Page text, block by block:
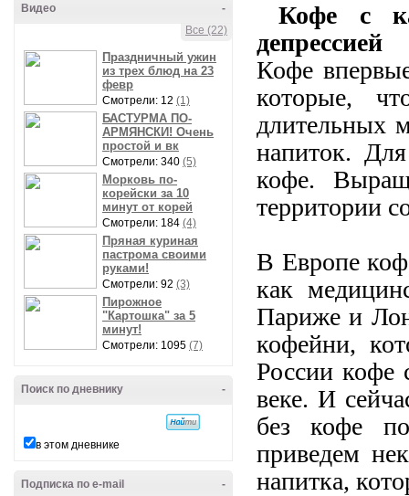
-
Видео
Все (22)
Праздничный ужин
из трех блюд на 23
февр
Смотрели: 12 (1)
БАСТУРМА ПО-
АРМЯНСКИ! Очень
простой и вк
Смотрели: 340 (5)
Морковь по-
корейски за 10
минут от корей
Смотрели: 184 (4)
Пряная куриная
пастрома своими
руками!
Смотрели: 92 (3)
Пирожное
"Картошка" за 5
минут!
Смотрели: 1095 (7)
-
Поиск по дневнику
в этом дневнике
-
Подписка по e-mail
Кофе с
депрессией
Кофе
которые,
длительных
напиток.
кофе.
территории
В Европе
как
Париже и
кофейни,
России кофе
веке. И
без кофе
приведем
напитка,